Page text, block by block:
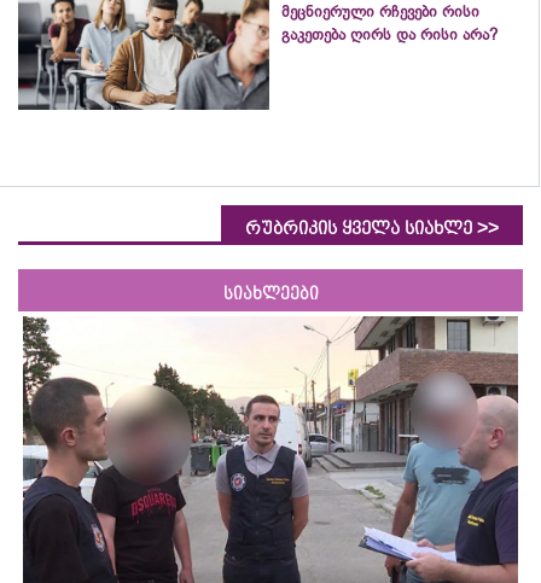
მეცნიერული რჩევები რისი
გაკეთება ღირს და რისი არა?
რუბრიკის ყველა სიახლე >>
სიახლეები